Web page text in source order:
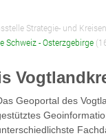
Strategie- und
Schweiz - Osterzgebirge
Geoportal des